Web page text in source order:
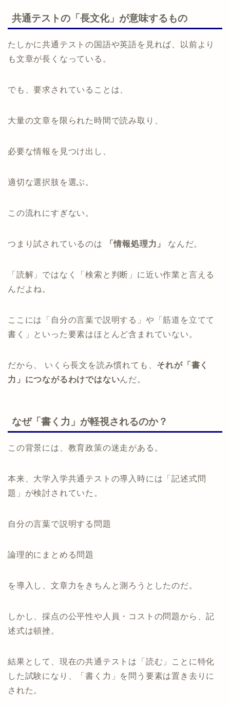
共通テストの「長文化」が意味するもの
たしかに共通テストの国語や英語を見れば、以前より
も文章が長くなっている。
でも、要求されていることは、
大量の文章を限られた時間で読み取り、
必要な情報を見つけ出し、
適切な選択肢を選ぶ。
この流れにすぎない。
つまり試されているのは 「情報処理力」 なんだ。
「読解」ではなく「検索と判断」に近い作業と言える
んだよね。
ここには「自分の言葉で説明する」や「筋道を立てて
書く」といった要素はほとんど含まれていない。
だから、 いくら長文を読み慣れても、 それが「書く
力」につながるわけではないんだ。
なぜ「書く力」が軽視されるのか？
この背景には、教育政策の迷走がある。
本来、大学入学共通テストの導入時には「記述式問
題」が検討されていた。
自分の言葉で説明する問題
論理的にまとめる問題
を導入し、文章力をきちんと測ろうとしたのだ。
しかし、採点の公平性や人員・コストの問題から、記
述式は頓挫。
結果として、現在の共通テストは「読む」ことに特化
した試験になり、「書く力」を問う要素は置き去りに
された。